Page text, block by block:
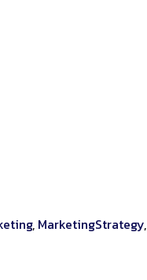
, MarketingStrategy,